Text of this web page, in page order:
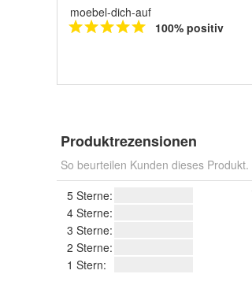
moebel-dich-auf
100% positiv
Produktrezensionen
So beurteilen Kunden dieses Produkt.
5 Sterne:
4 Sterne:
3 Sterne:
2 Sterne:
1 Stern: